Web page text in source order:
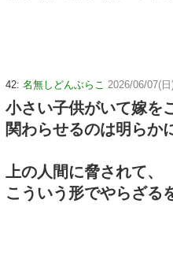
42: 名無しどんぶらこ 2026/06/07(
小さい子供がいて嫁を
関わらせるのは明らか
上の人間に脅されて、
こういう形でやらざる